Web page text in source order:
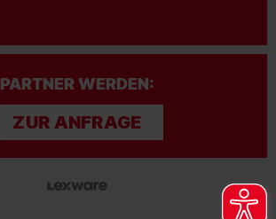
PARTNER WERDEN:
ZUR ANFRAGE